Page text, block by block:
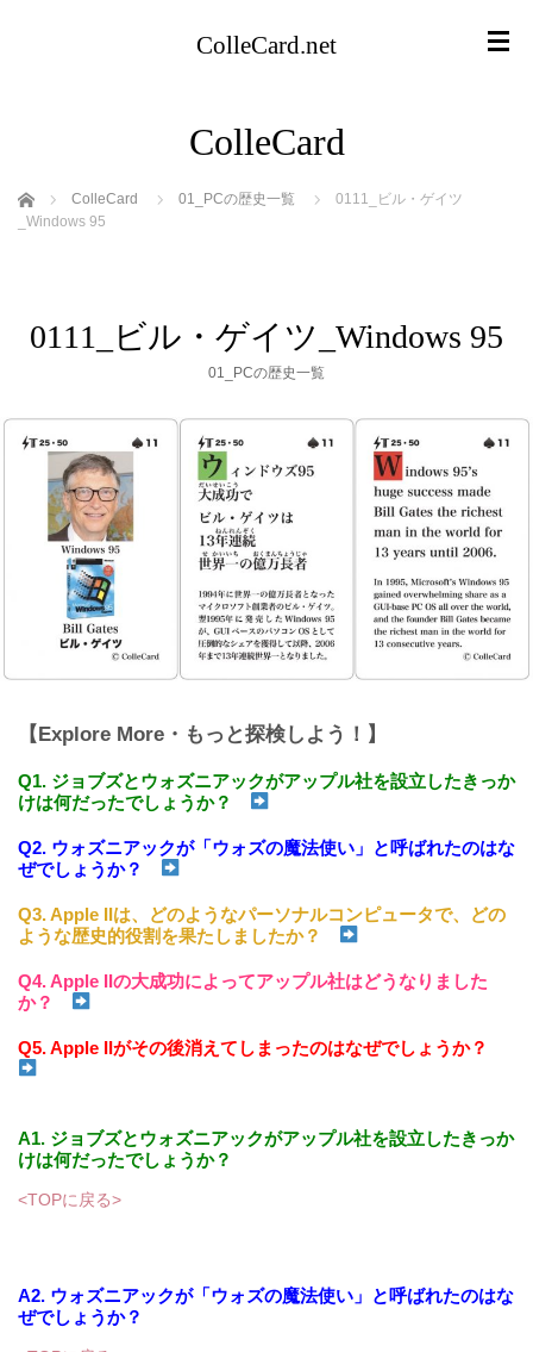
ColleCard.net
ColleCard
ホーム ColleCard 01_PCの歴史一覧
0111_ビル・ゲイツ
_Windows 95
0111_ビル・ゲイツ_Windows 95
01_PCの歴史一覧
【Explore More・もっと探検しよう！】
Q1. ジョブズとウォズニアックがアップル社を設立したきっか
けは何だったでしょうか？
Q2. ウォズニアックが「ウォズの魔法使い」と呼ばれたのはな
ぜでしょうか？
Q3. Apple IIは、どのようなパーソナルコンピュータで、どの
ような歴史的役割を果たしましたか？
Q4. Apple IIの大成功によってアップル社はどうなりました
か？
Q5. Apple IIがその後消えてしまったのはなぜでしょうか？
A1. ジョブズとウォズニアックがアップル社を設立したきっか
けは何だったでしょうか？
<TOPに戻る>
A2. ウォズニアックが「ウォズの魔法使い」と呼ばれたのはな
ぜでしょうか？